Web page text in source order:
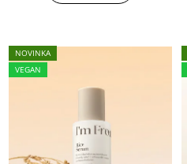
NOVINKA
VEGAN